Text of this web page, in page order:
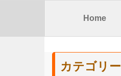
Home
カテゴリー